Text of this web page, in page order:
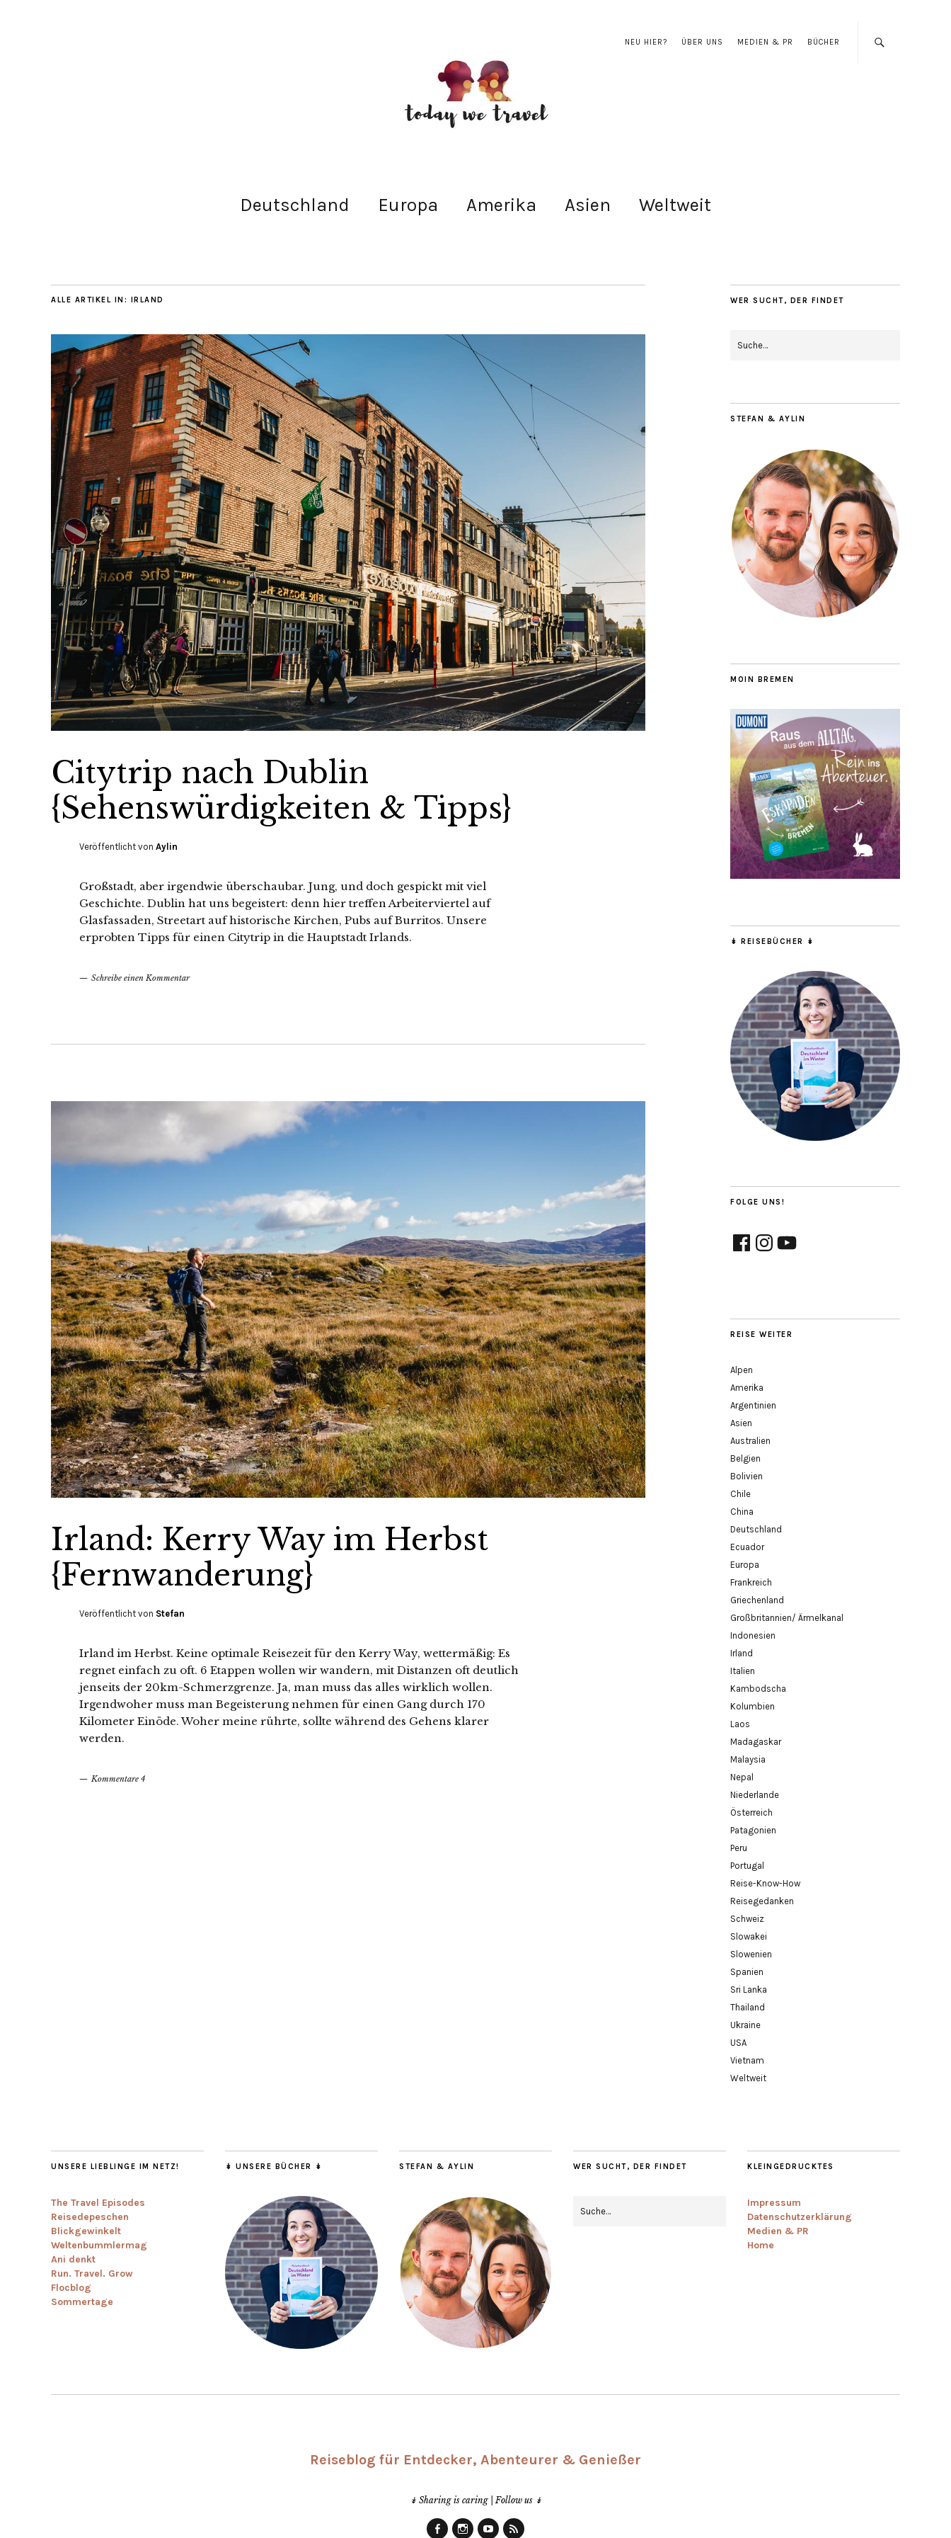
NEU HIER? ÜBER UNS MEDIEN & PR BÜCHER
Deutschland Europa Amerika Asien Weltweit
ALLE ARTIKEL IN: IRLAND
Citytrip nach Dublin
{Sehenswürdigkeiten & Tipps}
Veröffentlicht von Aylin
Großstadt, aber irgendwie überschaubar. Jung, und doch gespickt mit viel
Geschichte. Dublin hat uns begeistert: denn hier treffen Arbeiterviertel auf
Glasfassaden, Streetart auf historische Kirchen, Pubs auf Burritos. Unsere
erprobten Tipps für einen Citytrip in die Hauptstadt Irlands.
Schreibe einen Kommentar
Irland: Kerry Way im Herbst
{Fernwanderung}
Veröffentlicht von Stefan
Irland im Herbst. Keine optimale Reisezeit für den Kerry Way, wettermäßig: Es
regnet einfach zu oft. 6 Etappen wollen wir wandern, mit Distanzen oft deutlich
jenseits der 20km-Schmerzgrenze. Ja, man muss das alles wirklich wollen.
Irgendwoher muss man Begeisterung nehmen für einen Gang durch 170
Kilometer Einöde. Woher meine rührte, sollte während des Gehens klarer
werden.
Kommentare 4
WER SUCHT, DER FINDET
STEFAN & AYLIN
MOIN BREMEN
↡ REISEBÜCHER ↡
FOLGE UNS!
FacebookInstagram
YouTube
REISE WEITER
Alpen
Amerika
Argentinien
Asien
Australien
Belgien
Bolivien
Chile
China
Deutschland
Ecuador
Europa
Frankreich
Griechenland
Großbritannien/ Ärmelkanal
Indonesien
Irland
Italien
Kambodscha
Kolumbien
Laos
Madagaskar
Malaysia
Nepal
Niederlande
Österreich
Patagonien
Peru
Portugal
Reise-Know-How
Reisegedanken
Schweiz
Slowakei
Slowenien
Spanien
Sri Lanka
Thailand
Ukraine
USA
Vietnam
Weltweit
UNSERE LIEBLINGE IM NETZ!
The Travel Episodes
Reisedepeschen
Blickgewinkelt
Weltenbummlermag
Ani denkt
Run. Travel. Grow
Flocblog
Sommertage
↡ UNSERE BÜCHER ↡ STEFAN & AYLIN WER SUCHT, DER FINDET KLEINGEDRUCKTES
Impressum
Datenschutzerklärung
Medien & PR
Home
Reiseblog für Entdecker, Abenteurer & Genießer
↡ Sharing is caring | Follow us ↡